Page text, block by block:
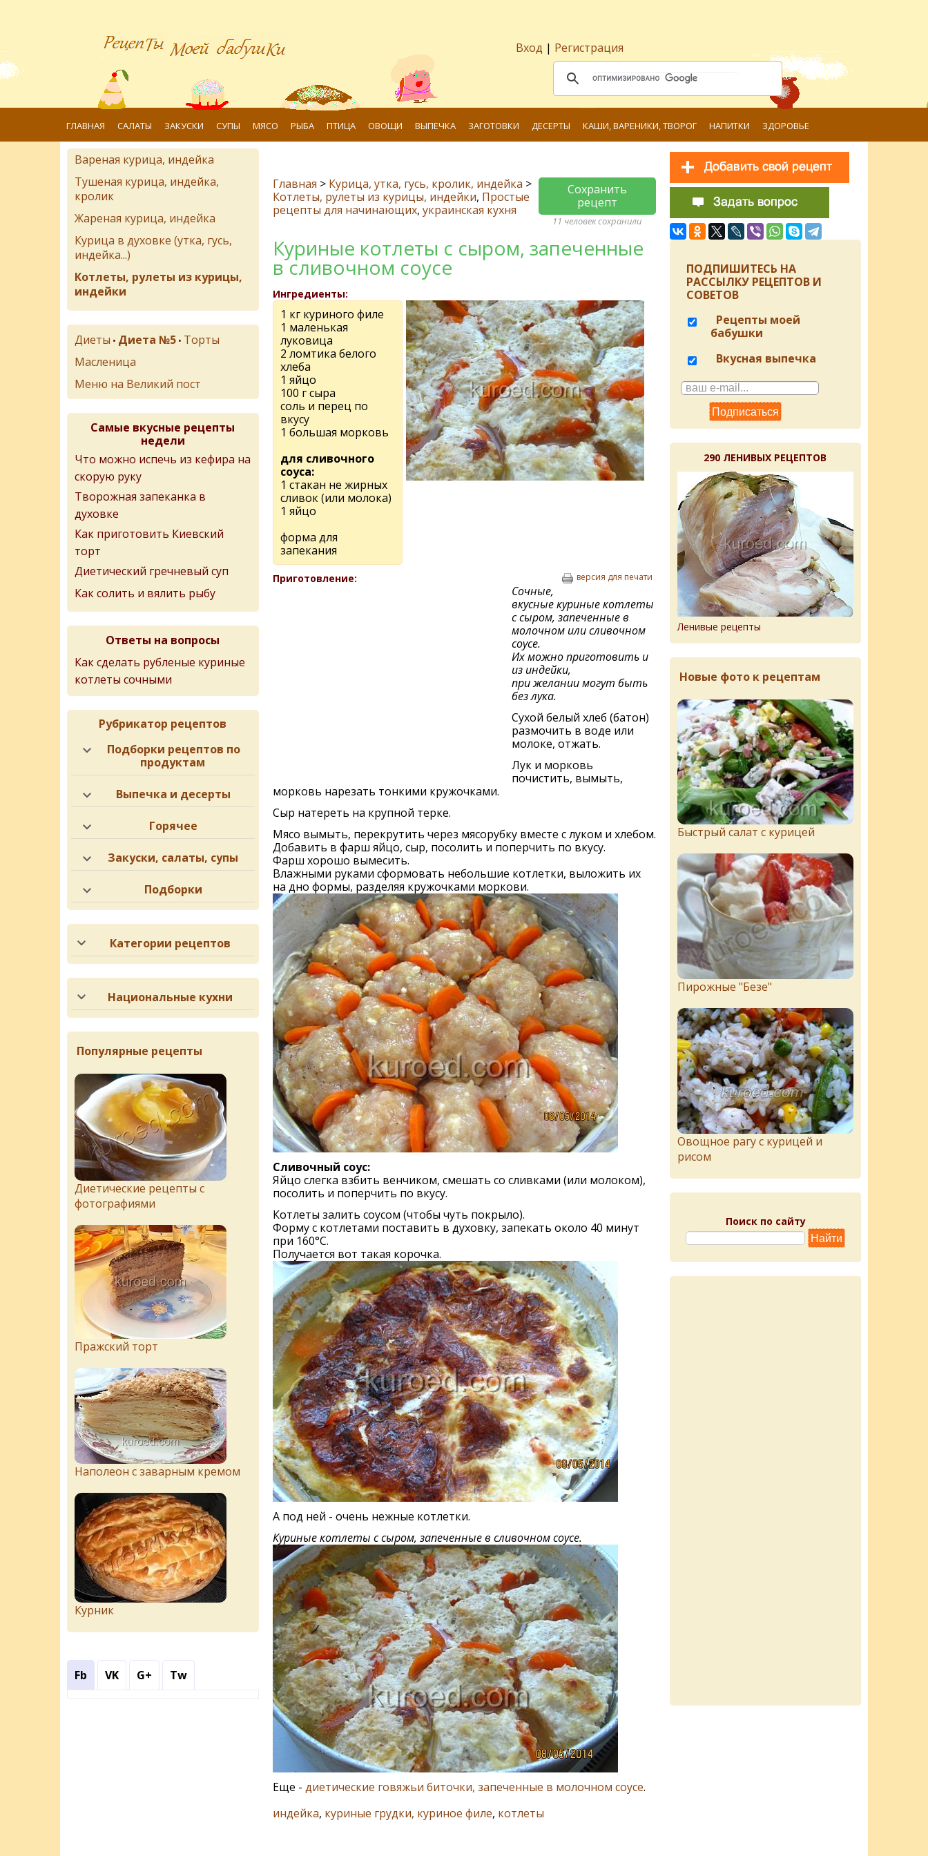
Вход | Регистрация
ГЛАВНАЯ САЛАТЫ ЗАКУСКИ СУПЫ МЯСО РЫБА ПТИЦА ОВОЩИ ВЫПЕЧКА ЗАГОТОВКИ ДЕСЕРТЫ КАШИ, ВАРЕНИКИ, ТВОРОГ НАПИТКИ ЗДОРОВЬЕ
Главная > Курица, утка, гусь, кролик, индейка >
Котлеты, рулеты из курицы, индейки, Простые
рецепты для начинающих, украинская кухня
Сохранить
рецепт
11 человек сохранили
Куриные котлеты с сыром, запеченные
в сливочном соусе
Ингредиенты:
1 кг куриного филе
1 маленькая
луковица
2 ломтика белого
хлеба
1 яйцо
100 г сыра
соль и перец по
вкусу
1 большая морковь
для сливочного
соуса:
1 стакан не жирных
сливок (или молока)
1 яйцо
форма для
запекания
Приготовление: версия для печати
Сочные,
вкусные куриные котлеты
с сыром, запеченные в
молочном или сливочном
соусе.
Их можно приготовить и
из индейки,
при желании могут быть
без лука.
Сухой белый хлеб (батон)
размочить в воде или
молоке, отжать.
Лук и морковь
почистить, вымыть,
морковь нарезать тонкими кружочками.
Сыр натереть на крупной терке.
Мясо вымыть, перекрутить через мясорубку вместе с луком и хлебом.
Добавить в фарш яйцо, сыр, посолить и поперчить по вкусу.
Фарш хорошо вымесить.
Влажными руками сформовать небольшие котлетки, выложить их
на дно формы, разделяя кружочками моркови.
Сливочный соус:
Яйцо слегка взбить венчиком, смешать со сливками (или молоком),
посолить и поперчить по вкусу.
Котлеты залить соусом (чтобы чуть покрыло).
Форму с котлетами поставить в духовку, запекать около 40 минут
при 160°С.
Получается вот такая корочка.
А под ней - очень нежные котлетки.
Куриные котлеты с сыром, запеченные в сливочном соусе.
Еще - диетические говяжьи биточки, запеченные в молочном соусе.
индейка, куриные грудки, куриное филе, котлеты
Вареная курица, индейка
Тушеная курица, индейка,
кролик
Жареная курица, индейка
Курица в духовке (утка, гусь,
индейка...)
Котлеты, рулеты из курицы,
индейки
Диеты • Диета №5 • Торты
Масленица
Меню на Великий пост
Самые вкусные рецепты
недели
Что можно испечь из кефира на
скорую руку
Творожная запеканка в
духовке
Как приготовить Киевский
торт
Диетический гречневый суп
Как солить и вялить рыбу
Ответы на вопросы
Как сделать рубленые куриные
котлеты сочными
Рубрикатор рецептов
Подборки рецептов по
продуктам
Выпечка и десерты
Горячее
Закуски, салаты, супы
Подборки
Категории рецептов
Национальные кухни
Популярные рецепты
Диетические рецепты с
фотографиями
Пражский торт
Наполеон с заварным кремом
Курник
Fb VK G+ Tw
ПОДПИШИТЕСЬ НА
РАССЫЛКУ РЕЦЕПТОВ И
СОВЕТОВ
Рецепты моей
бабушки
Вкусная выпечка
290 ЛЕНИВЫХ РЕЦЕПТОВ
Ленивые рецепты
Новые фото к рецептам
Быстрый салат с курицей
Пирожныe "Бeзe"
Овощное рагу с курицей и
рисом
Поиск по сайту